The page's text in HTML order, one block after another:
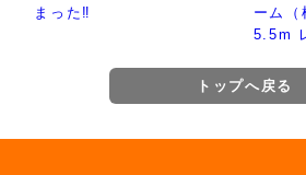
まった‼
ーム（
5.5m
トップへ戻る